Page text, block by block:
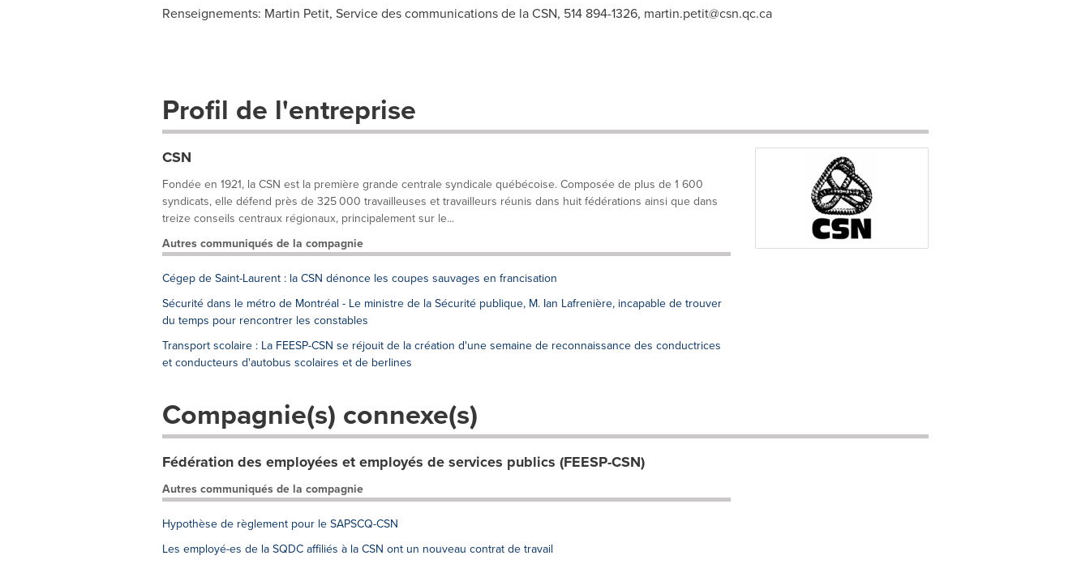
Renseignements: Martin Petit, Service des communications de la CSN, 514 894-1326, martin.petit@csn.qc.ca
Profil de l'entreprise
CSN
Fondée en 1921, la CSN est la première grande centrale syndicale québécoise. Composée de plus de 1 600
syndicats, elle défend près de 325 000 travailleuses et travailleurs réunis dans huit fédérations ainsi que dans
treize conseils centraux régionaux, principalement sur le...
Autres communiqués de la compagnie
Cégep de Saint-Laurent : la CSN dénonce les coupes sauvages en francisation
Sécurité dans le métro de Montréal - Le ministre de la Sécurité publique, M. Ian Lafrenière, incapable de trouver
du temps pour rencontrer les constables
Transport scolaire : La FEESP-CSN se réjouit de la création d'une semaine de reconnaissance des conductrices
et conducteurs d'autobus scolaires et de berlines
Compagnie(s) connexe(s)
Fédération des employées et employés de services publics (FEESP-CSN)
Autres communiqués de la compagnie
Hypothèse de règlement pour le SAPSCQ-CSN
Les employé-es de la SQDC affiliés à la CSN ont un nouveau contrat de travail